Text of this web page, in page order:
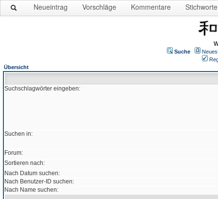
Neueintrag Vorschläge Kommentare Stichworte
Suche
Übersicht
Suchschlagwörter eingeben:
Suchen in:
Forum:
Sortieren nach:
Nach Datum suchen:
Nach Benutzer-ID suchen:
Nach Name suchen: